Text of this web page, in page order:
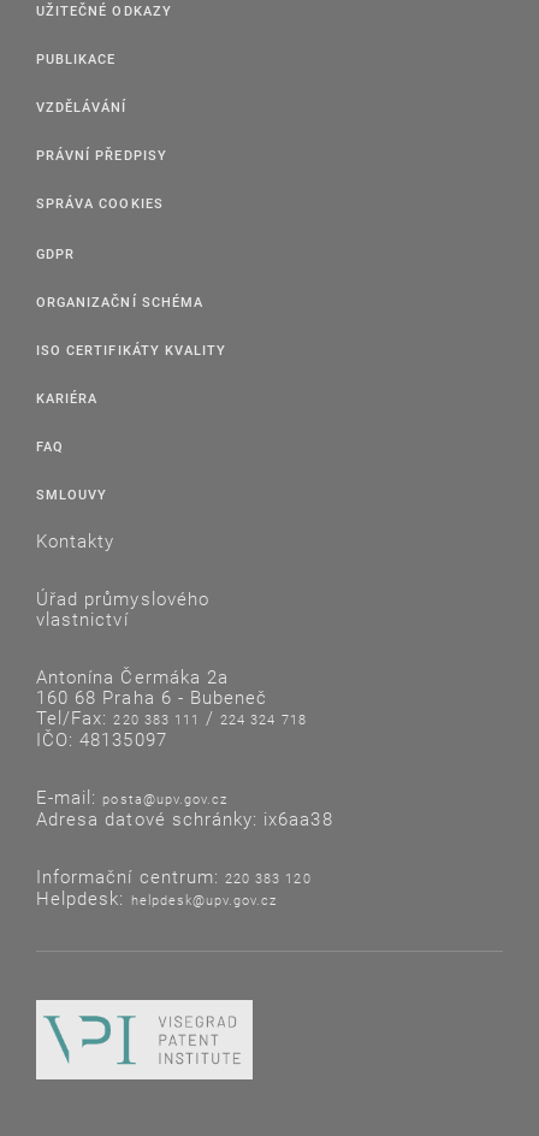
UŽITEČNÉ ODKAZY
PUBLIKACE
VZDĚLÁVÁNÍ
PRÁVNÍ PŘEDPISY
SPRÁVA COOKIES
GDPR
ORGANIZAČNÍ SCHÉMA
ISO CERTIFIKÁTY KVALITY
KARIÉRA
FAQ
SMLOUVY
Kontakty
Úřad průmyslového
vlastnictví
Antonína Čermáka 2a
160 68 Praha 6 - Bubeneč
Tel/Fax:220 383 111 /224 324 718
IČO: 48135097
E-mail: posta@upv.gov.cz
Adresa datové schránky: ix6aa38
Informační centrum: 220 383 120
Helpdesk: helpdesk@upv.gov.cz